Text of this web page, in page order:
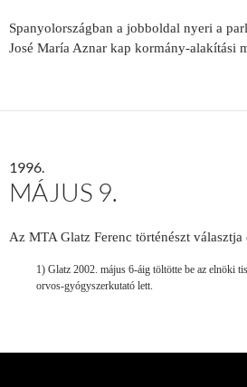
Spanyolországban a jobboldal nyeri a
José María Aznar kap kormány-alakítási
1996.
MÁJUS 9.
Az MTA Glatz Ferenc történészt választja
1) Glatz 2002. május 6-áig töltötte be az elnöki
orvos-gyógyszerkutató lett.